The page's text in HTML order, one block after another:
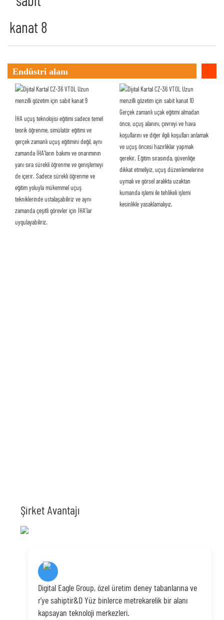
Endüstri alanı
İHA uçuş teknolojisi eğitimi sadece temel
teorik öğrenme, simülatör eğitimi ve
gerçek zamanlı uçuş eğitimini değil, aynı
zamanda İHA'ların bakımı ve onarımının
yanı sıra sürekli öğrenme ve genişlemeyi
de içerir. Sadece sürekli öğrenme ve
eğitim yoluyla mükemmel uçuş
tekniklerinde ustalaşabiliriz ve aynı
zamanda çeşitli görevler için İHA'lar
uygulayabiliriz.
Gerçek zamanlı uçak eğitimi almadan
önce, uçuş alanını, çevreyi ve hava
koşullarını ve diğer ilgili koşulları anlamak
ve uçuş öncesi hazırlıklar yapmak
gerekir. Eğitim sırasında, güvenliğe
dikkat etmeliyiz, uçuş düzenlemelerine
uymalı ve görsel aralıkta uzaktan
kumanda işlemi ile tehlikeli işlemi
kesinlikle yasaklamalıyız.
Şirket Avantajı
Digital Eagle Group, özel üretim deney tabanlarına ve
r'ye sahiptir&D Yüz binlerce metrekarelik bir alanı
kapsayan teknoloji merkezleri.